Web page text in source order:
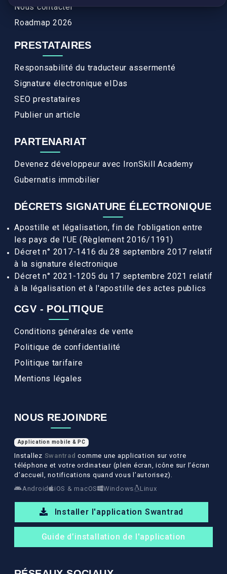
Nous contacter
Roadmap 2026
PRESTATAIRES
Responsabilité du traducteur assermenté
Signature électronique eIDas
SEO prestataires
Publier un article
PARTENARIAT
Devenez développeur avec IronSkill Academy
Gubernatis immobilier
DÉCRETS SIGNATURE ÉLECTRONIQUE
Apostille et légalisation, fin de l'obligation entre
les pays de l’UE (Règlement 2016/1191)
Décret n° 2017-1416 du 28 septembre 2017 relatif
à la signature électronique
Décret n° 2021-1205 du 17 septembre 2021 relatif
à la légalisation et à l'apostille des actes publics
CGV - POLITIQUE
Conditions générales de vente
Politique de confidentialité
Politique tarifaire
Mentions légales
NOUS REJOINDRE
Application mobile & PC
Installez Swantrad comme une application sur votre
téléphone et votre ordinateur (plein écran, icône sur l’écran
d’accueil, notifications quand vous l’autorisez).
Android
iOS & macOS Windows Linux
Installer l'application Swantrad
Guide d’installation de l'application